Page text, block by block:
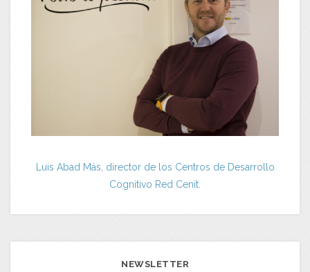
Luis Abad Más, director de los Centros de Desarrollo
Cognitivo Red Cenit.
NEWSLETTER